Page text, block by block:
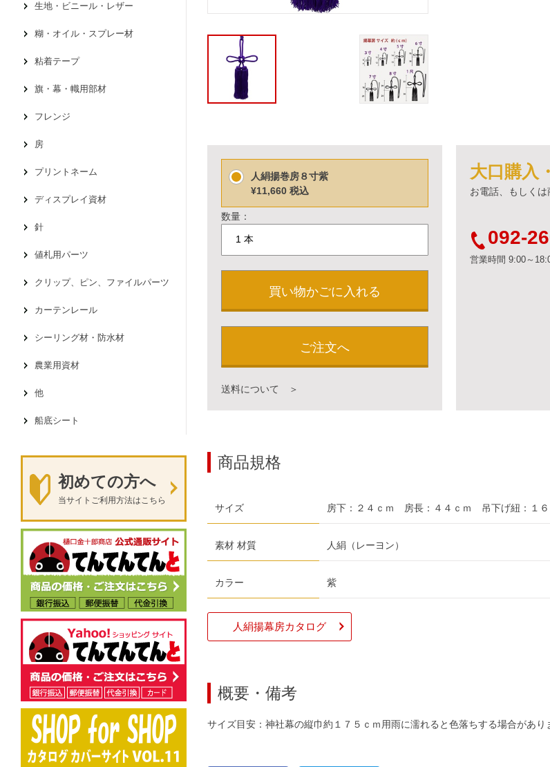
人絹揚巻房８寸紫
¥11,660 税込
数量：
買い物かごに入れる
ご注文へ
送料について ＞
大口購入
お電話、もしくは
092-
営業時間 9:00～
商品規格
サイズ 房下：２４ｃｍ 房長：４４ｃｍ 吊下げ紐：１６
素材 材質 人絹（レーヨン）
カラー 紫
人絹揚幕房カタログ
概要・備考
サイズ目安：神社幕の縦巾約１７５ｃｍ用雨に濡れると色落ちする場合があり
生地・ビニール・レザー
糊・オイル・スプレー材
粘着テープ
旗・幕・幟用部材
フレンジ
房
プリントネーム
ディスプレイ資材
針
値札用パーツ
クリップ、ピン、ファイルパーツ
カーテンレール
シーリング材・防水材
農業用資材
他
船底シート
初めての方へ
当サイトご利用方法はこちら